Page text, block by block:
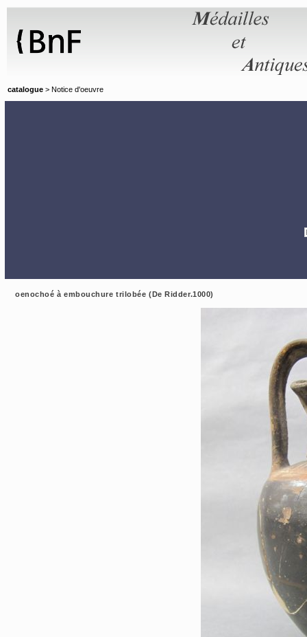
catalogue > Notice d'oeuvre
oenochoé à embouchure trilobée (De Ridder.1000)